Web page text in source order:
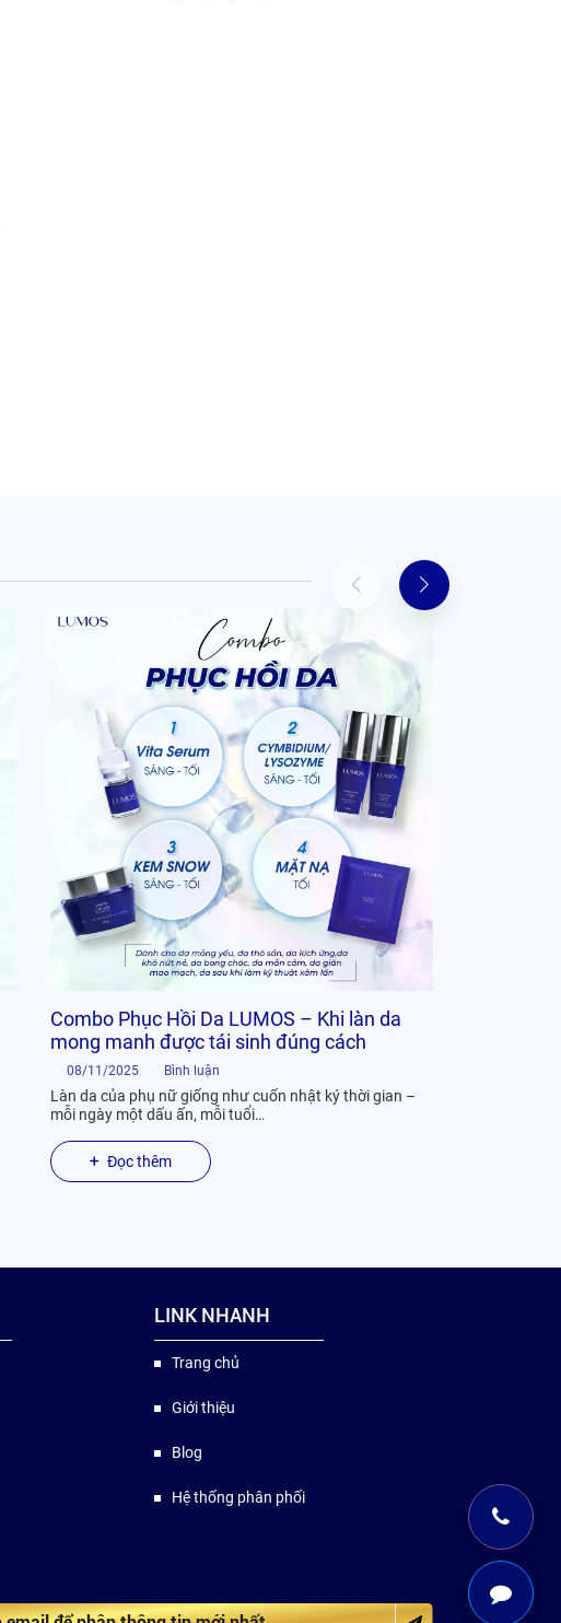
Combo Phục Hồi Da LUMOS – Khi làn da
mong manh được tái sinh đúng cách
08/11/2025 Bình luận
Làn da của phụ nữ giống như cuốn nhật ký thời gian –
mỗi ngày một dấu ấn, mỗi tuổi…
Đọc thêm
LINK NHANH
Trang chủ
Giới thiệu
Blog
Hệ thống phân phối